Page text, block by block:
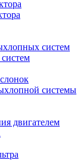
систем
системы
двигателем